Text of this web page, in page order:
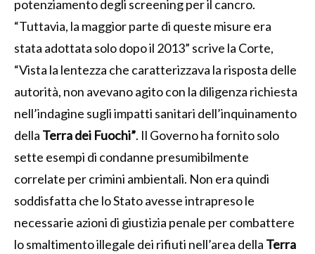
potenziamento degli screening per il cancro.
“Tuttavia, la maggior parte di queste misure era
stata adottata solo dopo il 2013” scrive la Corte,
“Vista la lentezza che caratterizzava la risposta delle
autorità, non avevano agito con la diligenza richiesta
nell’indagine sugli impatti sanitari dell’inquinamento
della Terra dei Fuochi”. Il Governo ha fornito solo
sette esempi di condanne presumibilmente
correlate per crimini ambientali. Non era quindi
soddisfatta che lo Stato avesse intrapreso le
necessarie azioni di giustizia penale per combattere
lo smaltimento illegale dei rifiuti nell’area della Terra